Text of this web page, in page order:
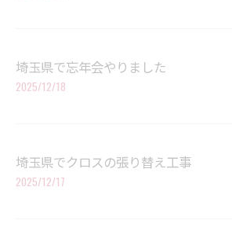
埼玉県で忘年会やりました
2025/12/18
埼玉県でクロスの張り替え工事
2025/12/17